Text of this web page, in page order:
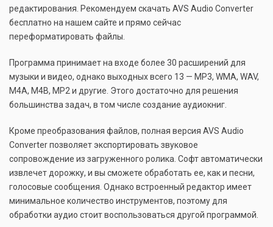
редактирования. Рекомендуем скачать AVS Audio Converter
бесплатно на нашем сайте и прямо сейчас
переформатировать файлы.
Программа принимает на входе более 30 расширений для
музыки и видео, однако выходных всего 13 — МР3, WMA, WAV,
М4А, М4В, МР2 и другие. Этого достаточно для решения
большинства задач, в том числе создание аудиокниг.
Кроме преобразования файлов, полная версия AVS Audio
Converter позволяет экспортировать звуковое
сопровождение из загруженного ролика. Софт автоматически
извлечет дорожку, и вы сможете обработать ее, как и песни,
голосовые сообщения. Однако встроенный редактор имеет
минимальное количество инструментов, поэтому для
обработки аудио стоит воспользоваться другой программой.